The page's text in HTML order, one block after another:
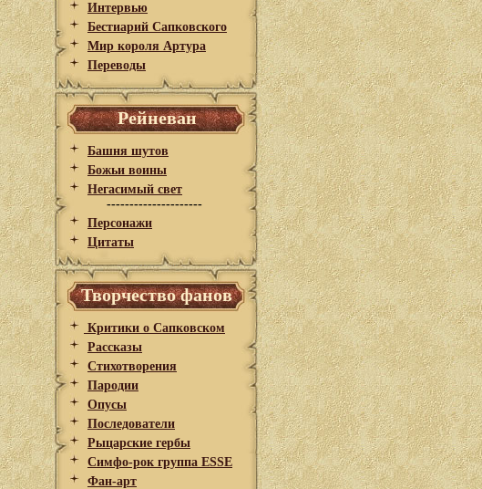
Интервью
Бестиарий Сапковского
Мир короля Артура
Переводы
Рейневан
Башня шутов
Божьи воины
Негасимый свет
---------------------
Персонажи
Цитаты
Творчество фанов
Критики о Сапковском
Рассказы
Стихотворения
Пародии
Опусы
Последователи
Рыцарские гербы
Симфо-рок группа ESSE
Фан-арт